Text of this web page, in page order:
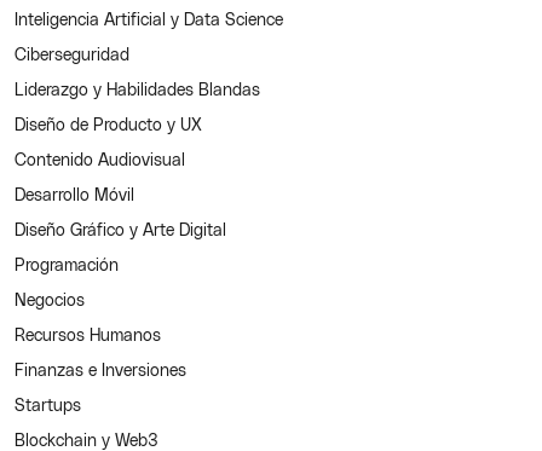
Inteligencia Artificial y Data Science
Ciberseguridad
Liderazgo y Habilidades Blandas
Diseño de Producto y UX
Contenido Audiovisual
Desarrollo Móvil
Diseño Gráfico y Arte Digital
Programación
Negocios
Recursos Humanos
Finanzas e Inversiones
Startups
Blockchain y Web3